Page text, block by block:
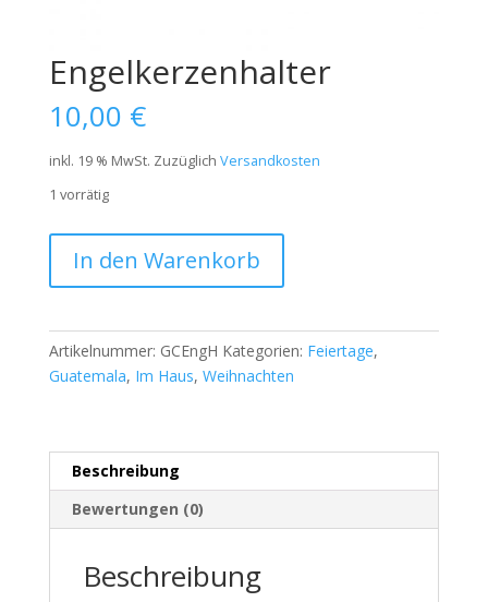
Engelkerzenhalter
10,00 €
inkl. 19 % MwSt. Zuzüglich Versandkosten
1 vorrätig
In den Warenkorb
Artikelnummer: GCEngH Kategorien: Feiertage,
Guatemala, Im Haus, Weihnachten
Beschreibung
Bewertungen (0)
Beschreibung